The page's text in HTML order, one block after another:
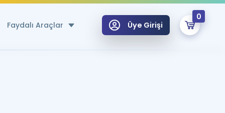
Faydalı Araçlar Üye Girişi
0